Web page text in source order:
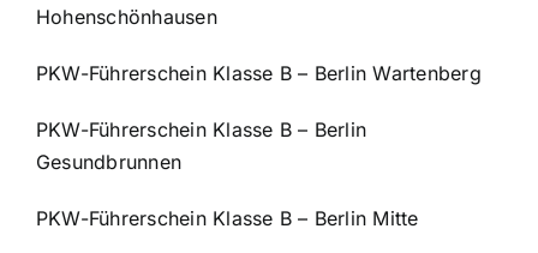
Hohenschönhausen
PKW-Führerschein Klasse B – Berlin Wartenberg
PKW-Führerschein Klasse B – Berlin
Gesundbrunnen
PKW-Führerschein Klasse B – Berlin Mitte